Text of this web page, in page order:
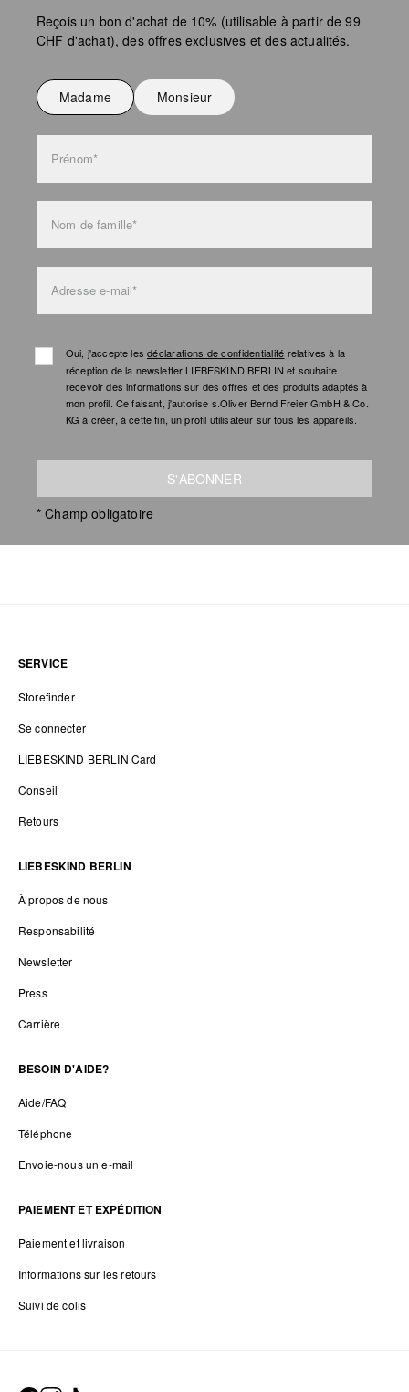
Reçois un bon d'achat de 10% (utilisable à partir de 99
CHF d'achat), des offres exclusives et des actualités.
Madame Monsieur
Prénom*
Nom de famille*
Adresse e-mail*
Oui, j'accepte lesdéclarations de confidentialité relatives à la
réception de la newsletter LIEBESKIND BERLIN et souhaite
recevoir des informations sur des offres et des produits adaptés à
mon profil. Ce faisant, j'autorise s.Oliver Bernd Freier GmbH & Co.
KG à créer, à cette fin, un profil utilisateur sur tous les appareils.
S'ABONNER
* Champ obligatoire
SERVICE
Storefinder
Se connecter
LIEBESKIND BERLIN Card
Conseil
Retours
LIEBESKIND BERLIN
À propos de nous
Responsabilité
Newsletter
Press
Carrière
BESOIN D'AIDE?
Aide/FAQ
Téléphone
Envoie-nous un e-mail
PAIEMENT ET EXPÉDITION
Paiement et livraison
Informations sur les retours
Suivi de colis